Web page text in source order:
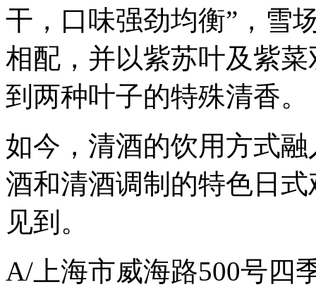
干，口味强劲均衡”，雪
相配，并以紫苏叶及紫
到两种叶子的特殊清香。
如今，清酒的饮用方式
酒和清酒调制的特色日
见到。
A/上海市威海路500号四